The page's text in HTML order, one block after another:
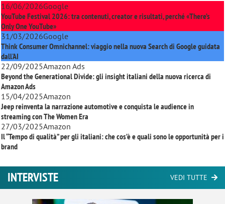
16/06/2026Google
YouTube Festival 2026: tra contenuti, creator e risultati, perché «There’s
Only One YouTube»
31/03/2026Google
Think Consumer Omnichannel: viaggio nella nuova Search di Google guidata
dall'AI
22/09/2025Amazon Ads
Beyond the Generational Divide: gli insight italiani della nuova ricerca di
Amazon Ads
15/04/2025Amazon
Jeep reinventa la narrazione automotive e conquista le audience in
streaming conThe Women Era
27/03/2025Amazon
Il “Tempo di qualità” per gli italiani: che cos’è e quali sono le opportunità per i
brand
INTERVISTE VEDI TUTTE